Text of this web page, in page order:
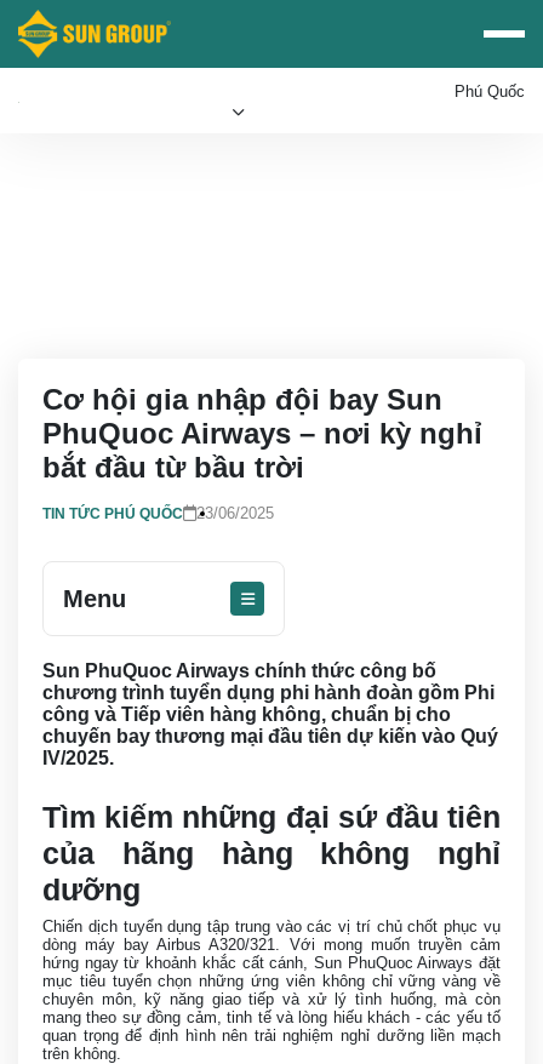
Phú Quốc
Cơ hội gia nhập đội bay Sun
PhuQuoc Airways – nơi kỳ nghỉ
bắt đầu từ bầu trời
TIN TỨC PHÚ QUỐC 23/06/2025
Menu
Sun PhuQuoc Airways chính thức công bố
chương trình tuyển dụng phi hành đoàn gồm Phi
công và Tiếp viên hàng không, chuẩn bị cho
chuyến bay thương mại đầu tiên dự kiến vào Quý
IV/2025.
Tìm kiếm những đại sứ đầu tiên
của hãng hàng không nghỉ
dưỡng
Chiến dịch tuyển dụng tập trung vào các vị trí chủ chốt phục vụ
dòng máy bay Airbus A320/321. Với mong muốn truyền cảm
hứng ngay từ khoảnh khắc cất cánh, Sun PhuQuoc Airways đặt
mục tiêu tuyển chọn những ứng viên không chỉ vững vàng về
chuyên môn, kỹ năng giao tiếp và xử lý tình huống, mà còn
mang theo sự đồng cảm, tinh tế và lòng hiếu khách - các yếu tố
quan trọng để định hình nên trải nghiệm nghỉ dưỡng liền mạch
trên không.